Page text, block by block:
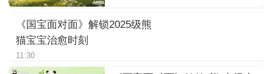
《国宝面对面》解锁2025级熊
猫宝宝治愈时刻
11:30